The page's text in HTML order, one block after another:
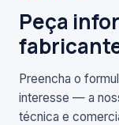
Peça
Preencha o
interesse — a
técnica e